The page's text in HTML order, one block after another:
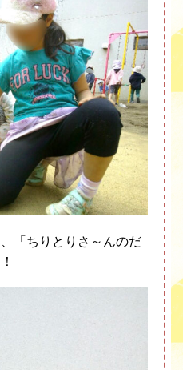
「ちりとりさ～んのだ